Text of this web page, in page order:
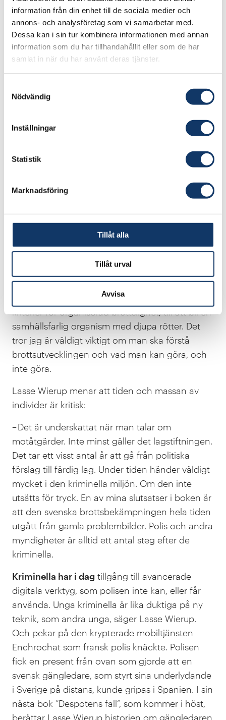
information från din enhet till de sociala medier och
annons- och analysföretag som vi samarbetar med.
Dessa kan i sin tur kombinera informationen med annan
information som du har tillhandahållit eller som de har
samlat in när du har använt deras tjänster.
Nödvändig
Inställningar
Statistik
Marknadsföring
Tillåt alla
Tillåt urval
Avvisa
Norrland, som inte är så vanligt, har jag ändå
försökt läsa på för att få ett hum om vad det
handlar om.
I juryns motivering heter det att du är ”i dag en
organiserade brottsligheten” och att dina
”kvalificerade granskningar har skapat en
viktig kunskapskälla om den nya våldsvåg som
växt fram i Sverige under 2000-talet”. Hur ser
nätverk, gatugängen, poppar upp överallt har
det blivit svårare för allmänheten att skilja det
ena gänget från det andra. Att analysera och
värdera dem, och sätta in dem i ett
sammanhang har varit ambitionen med boken.
Vilka personer kan knytas till ett visst nätverk
och vad har samhället svarat med. Hur lång tid
tog det för nätverket att gå från ett bråkigt och
stökigt killgäng, som knappast uppfyllde EU:s
kriterier för organiserad brottslighet, till att bli en
samhällsfarlig organism med djupa rötter. Det
tror jag är väldigt viktigt om man ska förstå
brottsutvecklingen och vad man kan göra, och
inte göra.
Lasse Wierup menar att tiden och massan av
individer är kritisk:
– Det är underskattat när man talar om
motåtgärder. Inte minst gäller det lagstiftningen.
Det tar ett visst antal år att gå från politiska
förslag till färdig lag. Under tiden händer väldigt
mycket i den kriminella miljön. Om den inte
utsätts för tryck. En av mina slutsatser i boken är
att den svenska brottsbekämpningen hela tiden
utgått från gamla problembilder. Polis och andra
myndigheter är alltid ett antal steg efter de
kriminella.
Kriminella har i dag tillgång till avancerade
digitala verktyg, som polisen inte kan, eller får
använda. Unga kriminella är lika duktiga på ny
teknik, som andra unga, säger Lasse Wierup.
Och pekar på den krypterade mobiltjänsten
Enchrochat som fransk polis knäckte. Polisen
fick en present från ovan som gjorde att en
svensk gängledare, som styrt sina underlydande
i Sverige på distans, kunde gripas i Spanien. I sin
nästa bok ”Despotens fall”, som kommer i höst,
berättar Lasse Wierup historien om gängledaren